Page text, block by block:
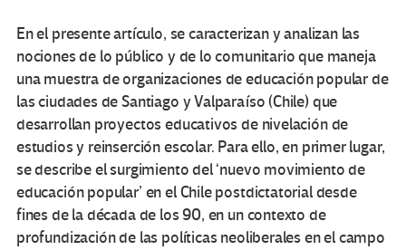
En el presente artículo, se caracterizan y analizan las
nociones de lo público y de lo comunitario que maneja
una muestra de organizaciones de educación popular de
las ciudades de Santiago y Valparaíso (Chile) que
desarrollan proyectos educativos de nivelación de
estudios y reinserción escolar. Para ello, en primer lugar,
se describe el surgimiento del ‘nuevo movimiento de
educación popular’ en el Chile postdictatorial desde
fines de la década de los 90, en un contexto de
profundización de las políticas neoliberales en el campo